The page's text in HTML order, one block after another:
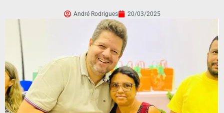
André Rodrigues 20/03/2025